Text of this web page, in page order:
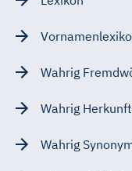
Wahrig
Wahrig
Wahrig